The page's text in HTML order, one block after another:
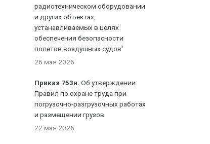
радиотехническом оборудовании
и других объектах,
устанавливаемых в целях
обеспечения безопасности
полетов воздушных судов'
26 мая 2026
Приказ 753н. Об утверждении
Правил по охране труда при
погрузочно-разгрузочных работах
и размещении грузов
22 мая 2026